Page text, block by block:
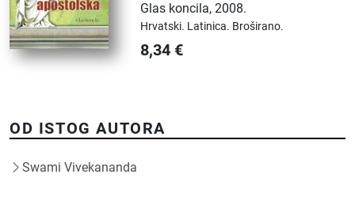
Glas koncila,2008.
Hrvatski. Latinica. Broširano.
8,34 €
OD ISTOG AUTORA
Swami Vivekananda